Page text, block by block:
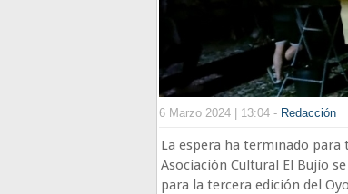
6 Marzo 2024 | 13:04 - Redacción
La espera ha terminado para
Asociación Cultural El Bujío
para la tercera edición del